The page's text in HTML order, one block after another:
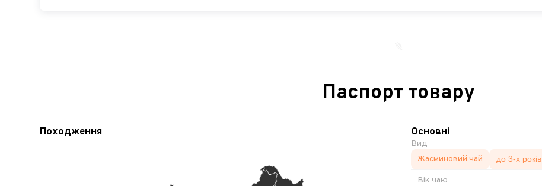
Паспорт товару
Походження Основні
Вид
Жасминовий чай
до 3-х років
Вік чаю